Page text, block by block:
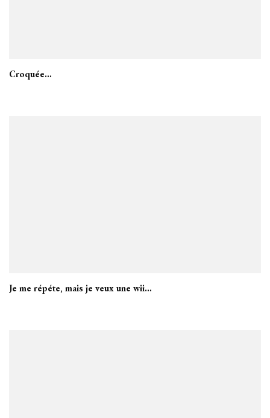
Croquée…
Je me répéte, mais je veux une wii…